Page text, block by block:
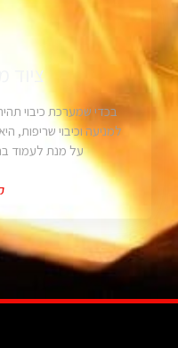
ציוד
בכדי שמערכת כיבוי
למניעה וכיבוי שריפות,
על מנת לעמוד